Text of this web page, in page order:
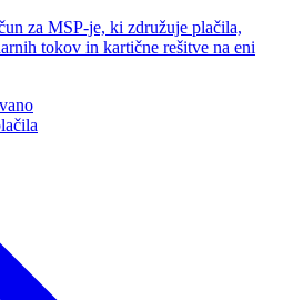
za MSP-je, ki združuje plačila,
tokov in kartične rešitve na eni